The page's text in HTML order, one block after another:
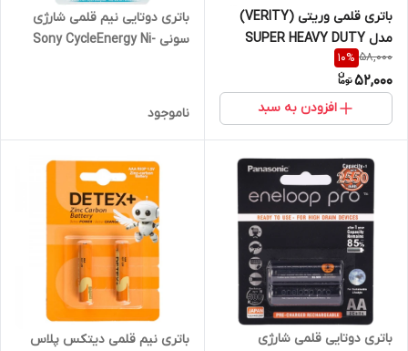
باتری قلمی وریتی (VERITY)
مدل SUPER HEAVY DUTY
R6P-S X2 (کارتی 2 تایی)
58,000
10%
52,000
افزودن به سبد
باتری دوتایی نیم قلمی شارژی
سونی Sony CycleEnergy Ni-
ناموجود
باتری دوتایی قلمی شارژی
باتری نیم قلمی دیتکس پلاس